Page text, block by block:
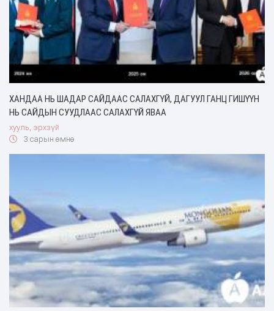
ХАНДАА НЬ ШАДАР САЙДААС САЛАХГҮЙ, ДАГУУЛ ГАНЦ ГИШҮҮН
НЬ САЙДЫН СУУДЛААС САЛАХГҮЙ ЯВАА
хууль, эрхзүй
3 сарын өмнө